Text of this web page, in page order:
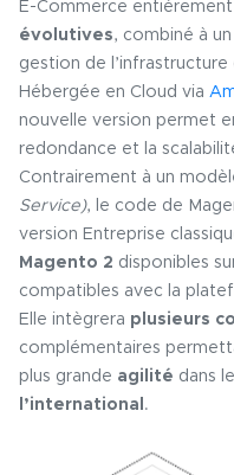
E-Commerce entièrement
évolutives, combiné à
gestion de l’infrastructure
Hébergée en Cloud via
nouvelle version permet
redondance et la
Contrairement à un
Service), le code de
version Entreprise
Magento 2 disponibles
compatibles avec la
Elle intègrera plusieurs
complémentaires
plus grande agilité dans le
l’international .